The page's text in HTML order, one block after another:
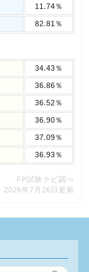
11.74％
82.81％
34.43％
36.86％
36.52％
36.90％
37.09％
36.93％
FP試験ナビ調べ
2026年7月26日更新